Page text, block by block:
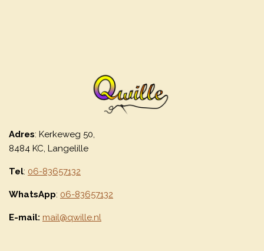
Adres: Kerkeweg 50,
8484 KC, Langelille
Tel: 06-83657132
WhatsApp: 06-83657132
E-mail: mail@qwille.nl